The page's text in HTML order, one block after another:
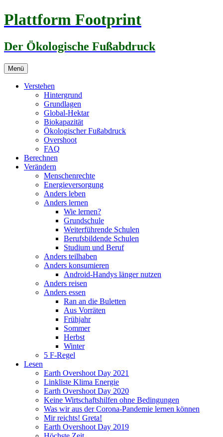
Zum
Inhalt
Plattform Footprint
Der Ökologische Fußabdruck
Menü
Verstehen
Hintergrund
Grundlagen
Global-Hektar
Biokapazität
Ökologischer Fußabdruck
Overshoot
FAQ
Berechnen
Verändern
Menschenrechte
Energieversorgung
Anders leben
Anders lernen
Wie lernen?
Grundschule
Weiterführende Schulen
Berufsbildende Schulen
Studium und Beruf
Anders teilhaben
Anders konsumieren
Android-Handys länger nutzen
Anders reisen
Anders essen
Ran an die Buletten
Aus Vorräten
Frühjahr
Sommer
Herbst
Winter
5 F-Regel
Lesen
Earth Overshoot Day 2021
Linkliste Klima Energie
Earth Overshoot Day 2020
Keine Wirtschaftshilfen ohne Bedingungen
Was wir aus der Corona-Pandemie lernen können
Mir reichts! Greta!
Earth Overshoot Day 2019